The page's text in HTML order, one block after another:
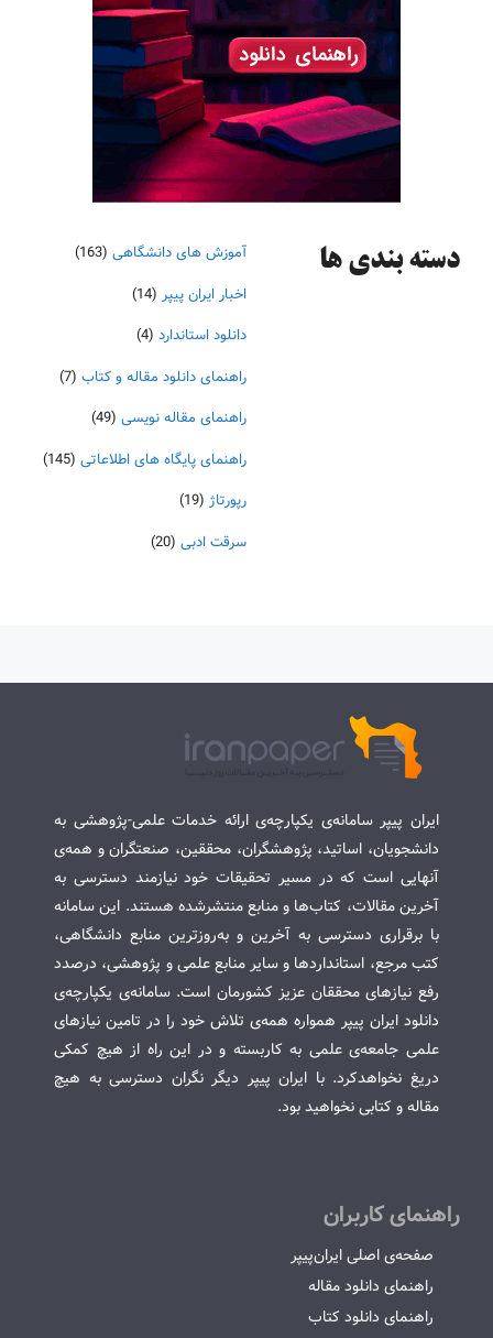
دسته‌ بندی ها آموزش های دانشگاهی (163)
اخبار ایران پیپر (14)
دانلود استاندارد (4)
راهنمای دانلود مقاله و کتاب (7)
راهنمای مقاله نویسی (49)
راهنمای پایگاه های اطلاعاتی (145)
رپورتاژ (19)
سرقت ادبی (20)
ایران پیپر سامانه‌ی یکپارچه‌ی ارائه خدمات علمی-پژوهشی به
دانشجویان، اساتید، پژوهشگران، محققین، صنعتگران و همه‌ی
آنهایی است که در مسیر تحقیقات خود نیازمند دسترسی به
آخرین مقالات، کتاب‌ها و منابع منتشرشده هستند. این سامانه
با برقراری دسترسی به آخرین و به‌روزترین منابع دانشگاهی،
کتب مرجع، استانداردها و سایر منابع علمی و پژوهشی، درصدد
رفع نیازهای محققان عزیز کشورمان است. سامانه‌ی یکپارچه‌ی
دانلود ایران پیپر همواره همه‌ی تلاش خود را در تامین نیازهای
علمی جامعه‌ی علمی به کاربسته و در این راه از هیچ کمکی
دریغ نخواهدکرد. با ایران پیپر دیگر نگران دسترسی به هیچ
مقاله و کتابی نخواهید بود.
راهنمای کاربران
صفحه‌ی اصلی ایران‌پیپر
راهنمای دانلود مقاله
راهنمای دانلود کتاب